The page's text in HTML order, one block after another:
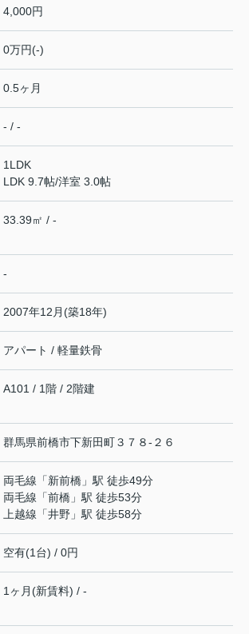
4,000円
0万円(-)
0.5ヶ月
- / -
1LDK
LDK 9.7帖/洋室 3.0帖
33.39㎡ / -
-
2007年12月(築18年)
アパート / 軽量鉄骨
A101 / 1階 / 2階建
群馬県前橋市下新田町３７８-２６
両毛線 「新前橋 」駅 徒歩49分
両毛線 「前橋 」駅 徒歩53分
上越線 「井野 」駅 徒歩58分
空有(1台) / 0円
1ヶ月(新賃料) / -